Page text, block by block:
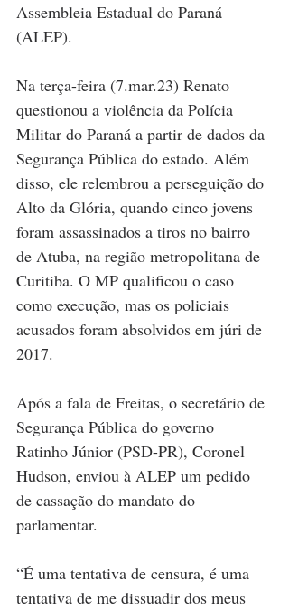
Assembleia Estadual do Paraná
(ALEP).
Na terça-feira (7.mar.23) Renato
questionou a violência da Polícia
Militar do Paraná a partir de dados da
Segurança Pública do estado. Além
disso, ele relembrou a perseguição do
Alto da Glória, quando cinco jovens
foram assassinados a tiros no bairro
de Atuba, na região metropolitana de
Curitiba. O MP qualificou o caso
como execução, mas os policiais
acusados foram absolvidos em júri de
2017.
Após a fala de Freitas, o secretário de
Segurança Pública do governo
Ratinho Júnior (PSD-PR), Coronel
Hudson, enviou à ALEP um pedido
de cassação do mandato do
parlamentar.
“É uma tentativa de censura, é uma
tentativa de me dissuadir dos meus